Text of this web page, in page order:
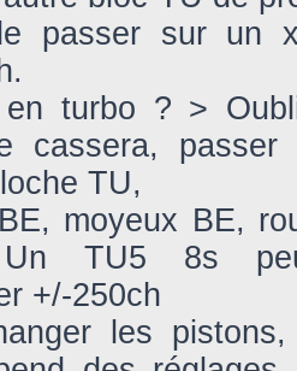
passer sur un
turbo ? >
cassera, passer
TU,
moyeux BE,
TU5 8s
+/-250ch
les